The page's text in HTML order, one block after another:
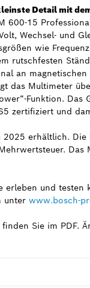
Detail mit
600-15
Wechsel- und
wie
rutschfesten
an
das Multimeter
Funktion.
zertifiziert und
2025 erhältlich.
erleben und
unter www.bosch-
Sie im PDF.